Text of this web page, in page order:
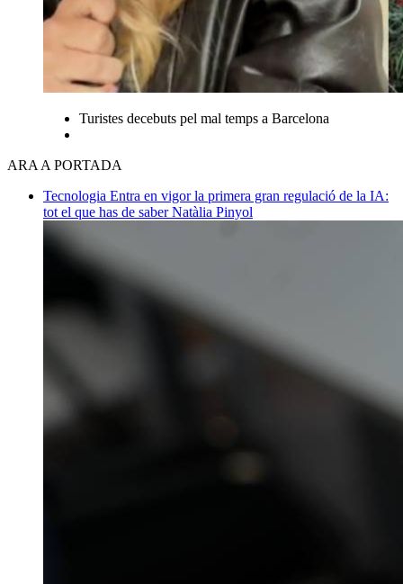
Turistes decebuts pel mal temps a Barcelona
ARA A PORTADA
Tecnologia Entra en vigor la primera gran regulació de la IA:
tot el que has de saberNatàlia Pinyol